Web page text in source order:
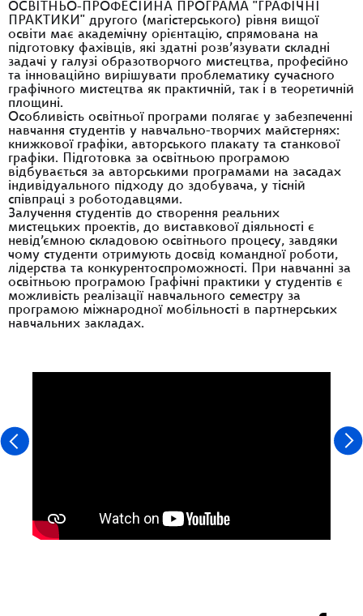
ОСВІТНЬО-ПРОФЕСІЙНА ПРОГРАМА "ГРАФІЧНІ
ПРАКТИКИ" другого (магістерського) рівня вищої
освіти має академічну орієнтацію, спрямована на
підготовку фахівців, які здатні розв’язувати складні
задачі у галузі образотворчого мистецтва, професійно
та інноваційно вирішувати проблематику сучасного
графічного мистецтва як практичній, так і в теоретичній
площині.
Особливість освітньої програми полягає у забезпеченні
навчання студентів у навчально-творчих майстернях:
книжкової графіки, авторського плакату та станкової
графіки. Підготовка за освітньою програмою
відбувається за авторськими програмами на засадах
індивідуального підходу до здобувача, у тісній
співпраці з роботодавцями.
Залучення студентів до створення реальних
мистецьких проектів, до виставкової діяльності є
невід’ємною складовою освітнього процесу, завдяки
чому студенти отримують досвід командної роботи,
лідерства та конкурентоспроможності. При навчанні за
освітньою програмою Графічні практики у студентів є
можливість реалізації навчального семестру за
програмою міжнародної мобільності в партнерських
навчальних закладах.